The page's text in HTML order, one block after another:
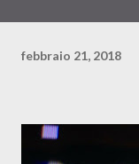
febbraio 21, 2018